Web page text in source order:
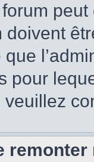
forum
pour
veuillez